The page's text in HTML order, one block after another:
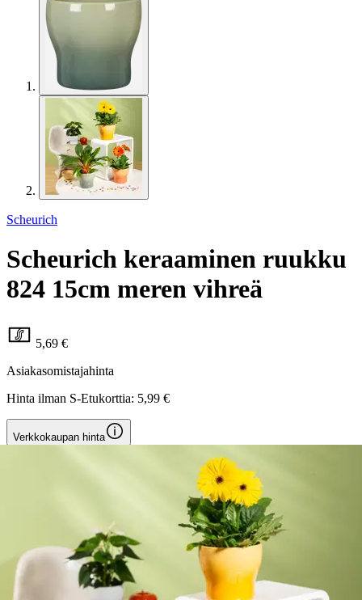
Scheurich
Scheurich keraaminen ruukku
824 15cm meren vihreä
5,69 €
Asiakasomistajahinta
Hinta ilman S-Etukorttia: 5,99 €
Verkkokaupan hinta
Toimitus
Kotiin tai noutopisteeseen
Ilmainen toimitus yli 100 €:n tilauksille